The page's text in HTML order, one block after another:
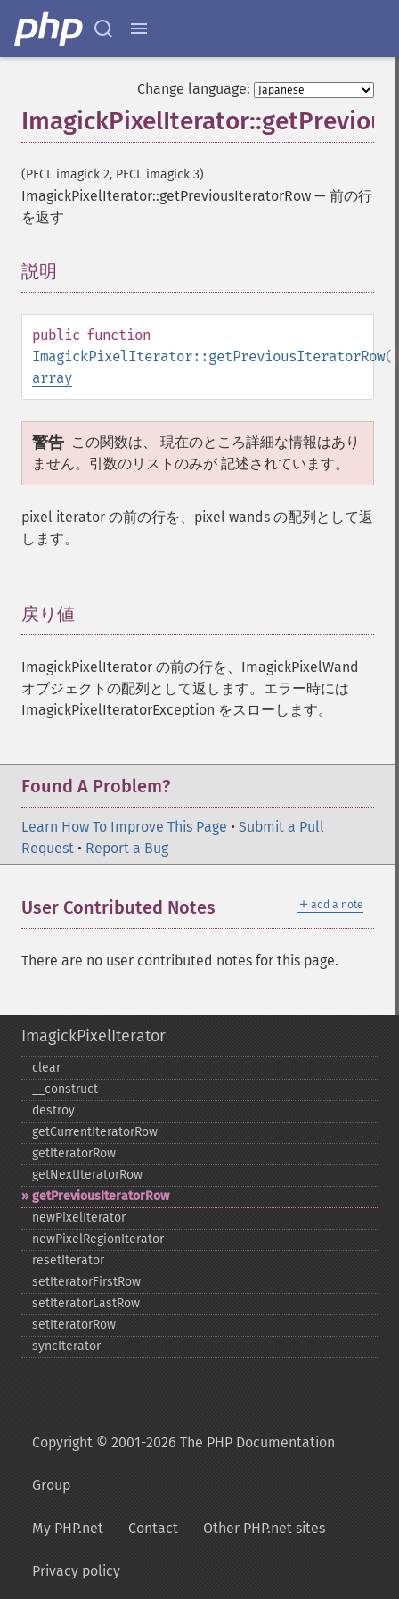
Change language:
(PECL imagick 2, PECL imagick 3)
ImagickPixelIterator::getPreviousIteratorRow — 前の行
を返す
説明
public function
ImagickPixelIterator::getPreviousIteratorRow
array
警告 この関数は、 現在のところ詳細な情報はあり
ません。引数のリストのみが 記述されています。
pixel iterator の前の行を、pixel wands の配列として返
します。
戻り値
ImagickPixelIterator の前の行を、ImagickPixelWand
オブジェクトの配列として返します。エラー時には
ImagickPixelIteratorException をスローします。
Found A Problem?
Learn How To Improve This Page • Submit a Pull
Request • Report a Bug
＋ add a note
User Contributed Notes
There are no user contributed notes for this page.
ImagickPixelIterator
clear
_​_​construct
destroy
getCurrentIteratorRow
getIteratorRow
getNextIteratorRow
getPreviousIteratorRow
newPixelIterator
newPixelRegionIterator
resetIterator
setIteratorFirstRow
setIteratorLastRow
setIteratorRow
syncIterator
Copyright © 2001-2026 The PHP Documentation
Group
My PHP.net Contact Other PHP.net sites
Privacy policy